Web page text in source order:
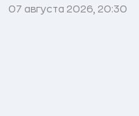
07 августа 2026, 20:30